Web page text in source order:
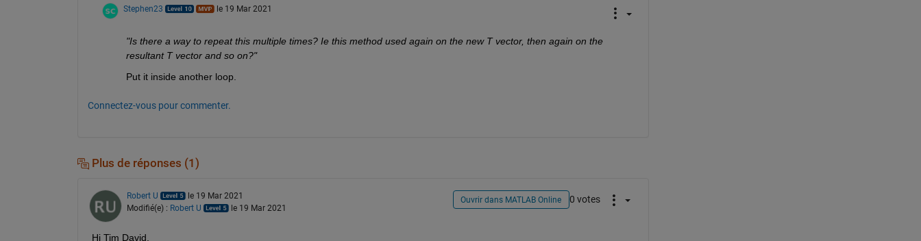
Stephen23 le 19 Mar 2021
"Is there a way to repeat this multiple times? Ie this method used again on the new T vector, then again on the
resultant T vector and so on?"
Put it inside another loop.
Connectez-vous pour commenter.
Plus de réponses (1)
Robert U
le 19 Mar 2021
Modifié(e) : Robert U le 19 Mar 2021
Ouvrir dans MATLAB Online 0 votes
Hi Tim David,